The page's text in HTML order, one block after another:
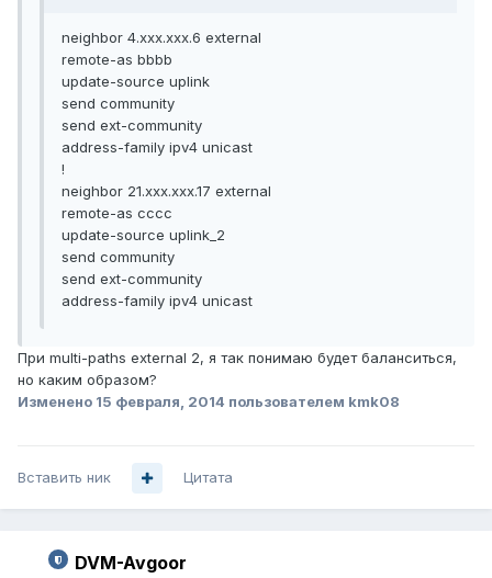
neighbor 4.xxx.xxx.6 external
remote-as bbbb
update-source uplink
send community
send ext-community
address-family ipv4 unicast
!
neighbor 21.xxx.xxx.17 external
remote-as cccc
update-source uplink_2
send community
send ext-community
address-family ipv4 unicast
При multi-paths external 2, я так понимаю будет баланситься,
но каким образом?
Изменено 15 февраля, 2014 пользователем kmk08
Вставить ник Цитата
DVM-Avgoor